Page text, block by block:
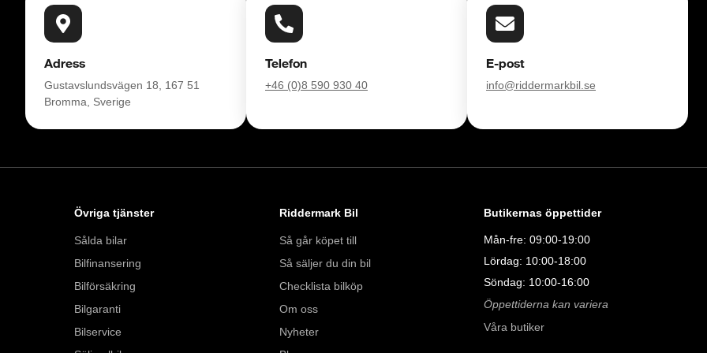
enkelt hos oss.
Med korta lagertider försvinner våra bilar snabbt! Ring oss idag för att reservera din
Måndag - Söndag: 08:00 - 24:00
Besökstider i butik:
Måndag - Fredag: 09:00 - 19:00
Lördag: 10:00 - 18:00
Adress
Gustavslundsvägen 18, 167 51
Bromma, Sverige
Telefon
+46 (0)8 590 930 40
E-post
info@riddermarkbil.se
Övriga tjänster
Sålda bilar
Bilfinansering
Bilförsäkring
Bilgaranti
Bilservice
Riddermark Bil
Så går köpet till
Så säljer du din bil
Checklista bilköp
Om oss
Nyheter
Butikernas öppettider
Mån-fre: 09:00-19:00
Lördag: 10:00-18:00
Söndag: 10:00-16:00
Öppettiderna kan variera
Våra butiker